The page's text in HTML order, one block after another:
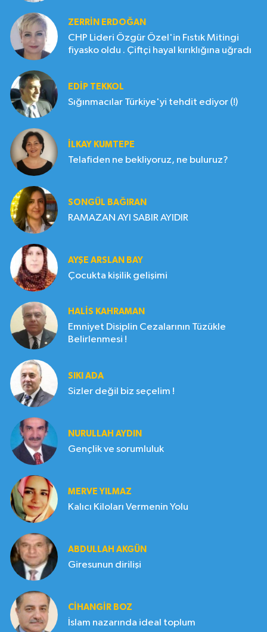
ZERRIN ERDOĞAN
CHP Lideri Özgür Özel'in Fıstık Mitingi
fiyasko oldu . Çiftçi hayal kırıklığına uğradı
EDIP TEKKOL
Sığınmacılar Türkiye'yi tehdit ediyor (!)
İLKAY KUMTEPE
Telafiden ne bekliyoruz, ne buluruz?
SONGÜL BAĞIRAN
RAMAZAN AYI SABIR AYIDIR
AYŞE ARSLAN BAY
Çocukta kişilik gelişimi
HALIS KAHRAMAN
Emniyet Disiplin Cezalarının Tüzükle
Belirlenmesi !
SIKI ADA
Sizler değil biz seçelim !
NURULLAH AYDIN
Gençlik ve sorumluluk
MERVE YILMAZ
Kalıcı Kiloları Vermenin Yolu
ABDULLAH AKGÜN
Giresunun dirilişi
CIHANGIR BOZ
İslam nazarında ideal toplum